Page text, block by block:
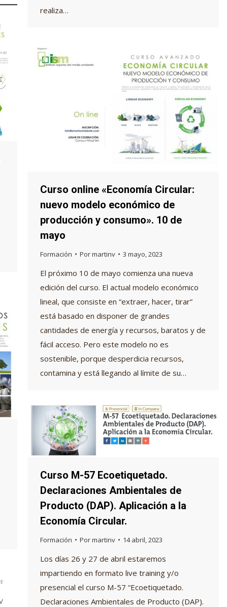
realiza…
Curso online «Economía Circular:
nuevo modelo económico de
producción y consumo». 10 de
mayo
Formación Pormartinv 3 mayo, 2023
El próximo 10 de mayo comienza una nueva
edición del curso. El actual modelo económico
lineal, que consiste en “extraer, hacer, tirar”
está basado en disponer de grandes
cantidades de energía y recursos, baratos y de
fácil acceso. Pero este modelo no es
sostenible, porque desperdicia recursos,
contamina y está llegando al límite de su…
Curso M-57 Ecoetiquetado.
Declaraciones Ambientales de
Producto (DAP). Aplicación a la
Economía Circular.
Formación Pormartinv 14 abril, 2023
Los días 26 y 27 de abril estaremos
impartiendo en formato live training y/o
presencial el curso M-57 “Ecoetiquetado.
Declaraciones Ambientales de Producto (DAP).